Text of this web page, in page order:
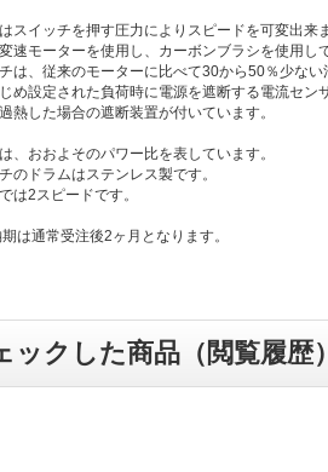
スイッチを押す圧力によりスピードを可変出来ま
速モーターを使用し、カーボンブラシを使用し
は、従来のモーターに比べて30から50％少ない
め設定された負荷時に電源を遮断する電流セン
熱した場合の遮断装置が付いています。
、おおよそのパワー比を表しています。
のドラムはステンレス製です。
は2スピードです。
は通常受注後2ヶ月となります。
ックした商品（閲覧履歴）